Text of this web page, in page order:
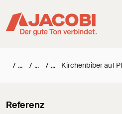
/ / / Kirchenbiber auf
Referenz